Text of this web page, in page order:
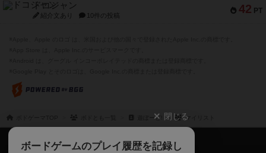
42 PT
ドコジャン
紹介文あり 10件の投稿
遊ぼーど! マイリスト
閉じる
ボードゲームのプレイ履歴を記録し
ボドゲーマTOP